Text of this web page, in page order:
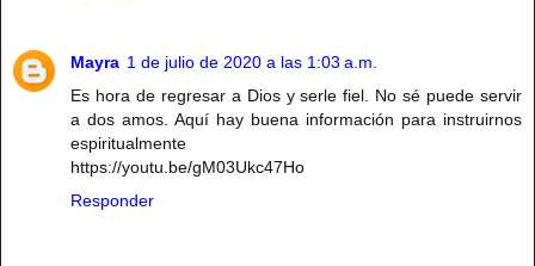
Mayra 1 de julio de 2020 a las 1:03 a.m.
Es hora de regresar a Dios y serle fiel. No sé puede servir
a dos amos. Aquí hay buena información para instruirnos
espiritualmente
https://youtu.be/gM03Ukc47Ho
Responder